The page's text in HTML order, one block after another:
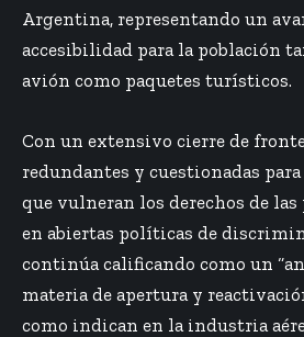
Argentina, representando un
accesibilidad para la población
avión como paquetes turísticos.
Con un extensivo cierre de
redundantes y cuestionadas
que vulneran los derechos de
en abiertas políticas de
continúa calificando como un
materia de apertura y
como indican en la industria